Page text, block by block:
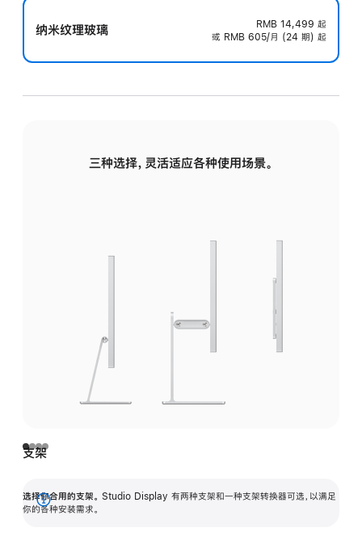
纳米纹理玻璃 RMB 14,499 起
或 RMB 605/月 (24 期) 起
三种选择，灵活适应各种使用场景。
支架
选择你合用的支架。 Studio Display 有两种支架和一种支架转换器可选，以满足
你的各种安装需求。
展